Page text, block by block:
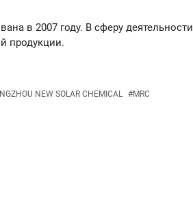
в 2007 году. В сферу деятельности
продукции.
NEW SOLAR CHEMICAL #MRC